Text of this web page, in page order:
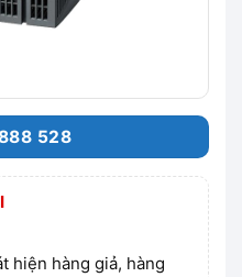
528
hiện hàng giả, hàng